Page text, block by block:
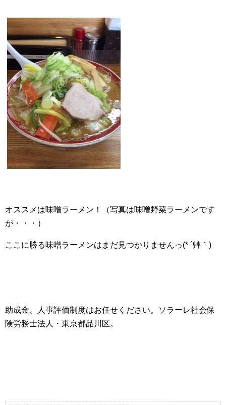
オススメは味噌ラーメン！（写真は味噌野菜ラーメンです
が・・・）
ここに勝る味噌ラーメンはまだ見つかりませんっ(* ´艸｀ )
助成金、人事評価制度はお任せください。ソラーレ社会保
険労務士法人・東京都品川区。